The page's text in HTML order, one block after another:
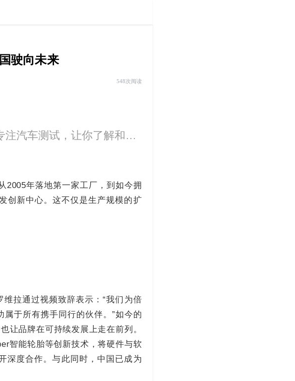
驶向未来
548次阅读
源自德国auto motor und sport，75年专注汽车测试，让你了解和喜欢汽车！
2005年落地第一家工厂，到如今拥
创新中心。这不仅是生产规模的扩
拉通过视频致辞表示：“我们为倍
于所有携手同行的伙伴。”如今的
让品牌在可持续发展上走在前列。
智能轮胎等创新技术，将硬件与软
深度合作。与此同时，中国已成为